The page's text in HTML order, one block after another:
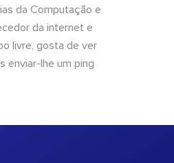
da Computação e
da internet e
livre, gosta de ver
enviar-lhe um ping